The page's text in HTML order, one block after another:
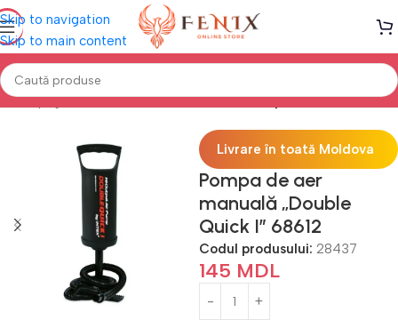
Skip to navigation
Skip to main content
Prima pagină Saltele GONFLABILE Accesorii pentru saltele
Livrare în toată Moldova
Pompa de aer
manuală „Double
Quick I” 68612
Codul produsului: 28437
145 MDL